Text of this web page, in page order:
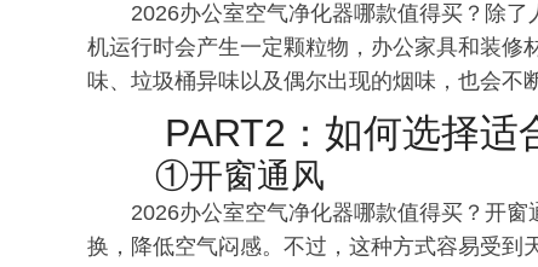
2026办公室空气净化器哪款值得买？除
机运行时会产生一定颗粒物，办公家具和装修
味、垃圾桶异味以及偶尔出现的烟味，也会不
PART2：如何选择适
①开窗通风
2026办公室空气净化器哪款值得买？开
换，降低空气闷感。不过，这种方式容易受到